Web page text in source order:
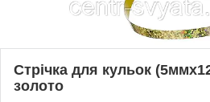
Стрічка для кульок
золото